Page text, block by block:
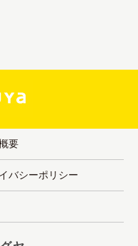
要
バシーポリシー